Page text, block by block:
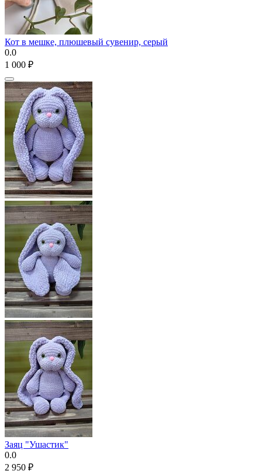
Кот в мешке, плюшевый сувенир, серый
0.0
1 000 ₽
Заяц "Ушастик"
0.0
2 950 ₽